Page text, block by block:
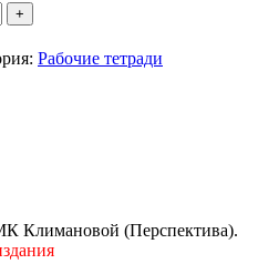
Рабочие тетради
Климановой (Перспектива).